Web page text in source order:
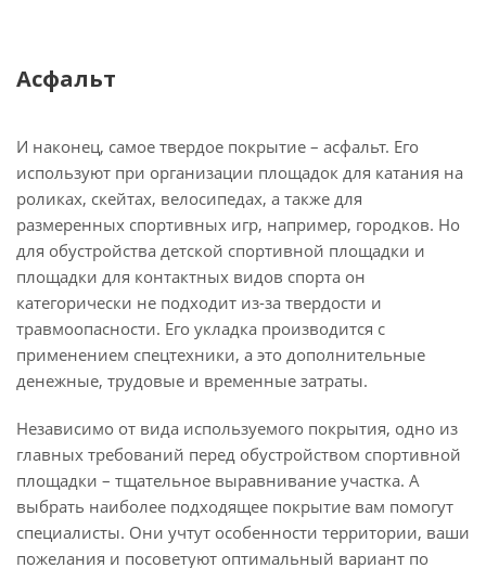
Асфальт
И наконец, самое твердое покрытие – асфальт. Его
используют при организации площадок для катания на
роликах, скейтах, велосипедах, а также для
размеренных спортивных игр, например, городков. Но
для обустройства детской спортивной площадки и
площадки для контактных видов спорта он
категорически не подходит из-за твердости и
травмоопасности. Его укладка производится с
применением спецтехники, а это дополнительные
денежные, трудовые и временные затраты.
Независимо от вида используемого покрытия, одно из
главных требований перед обустройством спортивной
площадки – тщательное выравнивание участка. А
выбрать наиболее подходящее покрытие вам помогут
специалисты. Они учтут особенности территории, ваши
пожелания и посоветуют оптимальный вариант по